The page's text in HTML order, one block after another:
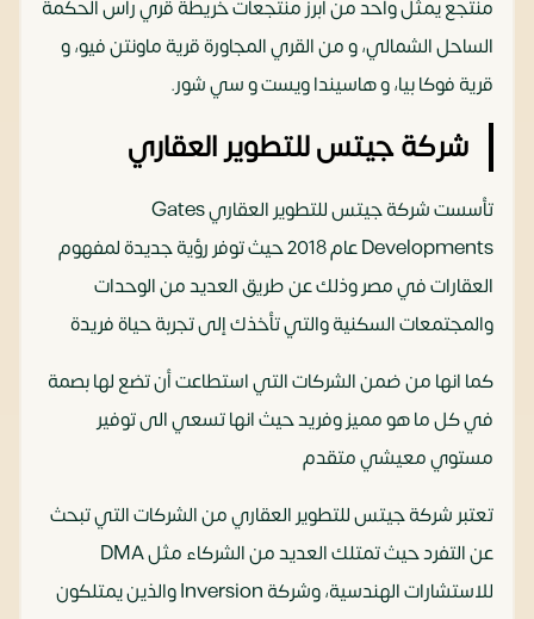
منتجع يمثل واحد من أبرز منتجعات خريطة قري راس الحكمة
الساحل الشمالي، و من القري المجاورة قرية ماونتن فيو، و
قرية فوكا بيا، و هاسيندا ويست و سي شور.
شركة جيتس للتطوير العقاري
تأسست شركة جيتس للتطوير العقاري Gates
Developments عام 2018 حيث توفر رؤية جديدة لمفهوم
العقارات في مصر وذلك عن طريق العديد من الوحدات
والمجتمعات السكنية والتي تأخذك إلى تجربة حياة فريدة
كما انها من ضمن الشركات التي استطاعت أن تضع لها بصمة
في كل ما هو مميز وفريد حيث انها تسعي الى توفير
مستوي معيشي متقدم
تعتبر شركة جيتس للتطوير العقاري من الشركات التي تبحث
عن التفرد حيث تمتلك العديد من الشركاء مثل DMA
للاستشارات الهندسية، وشركة Inversion والذين يمتلكون